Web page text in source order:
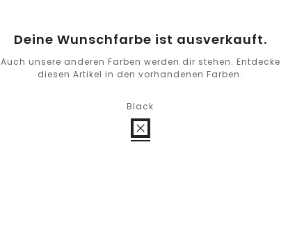
Deine Wunschfarbe ist ausverkauft.
Auch unsere anderen Farben werden dir stehen. Entdecke
diesen Artikel in den vorhandenen Farben.
Black